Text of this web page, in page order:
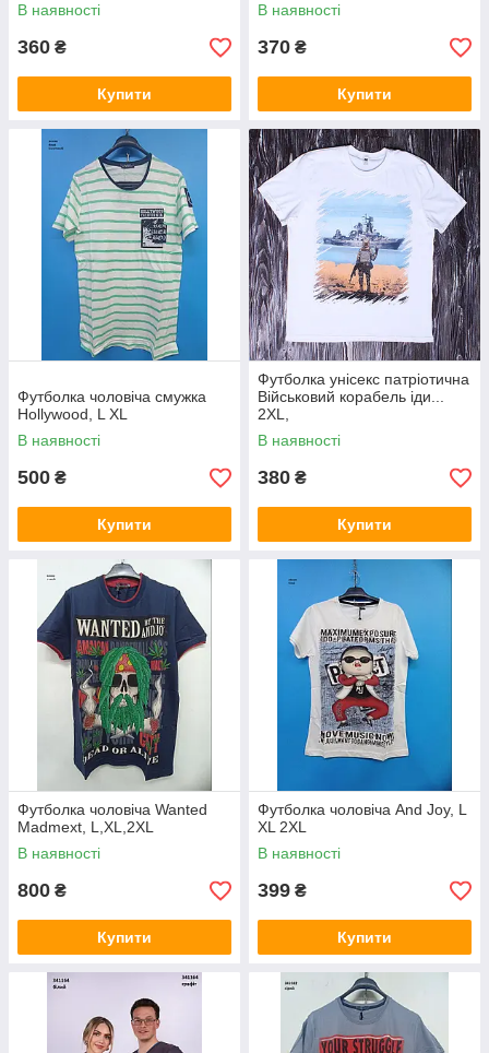
В наявності
360 ₴
Купити
В наявності
370 ₴
Купити
Футболка чоловіча смужка
Hollywood, L XL
В наявності
500 ₴
Купити
Футболка унісекс патріотична
Військовий корабель іди...
2XL,
В наявності
380 ₴
Купити
Футболка чоловіча Wanted
Madmext, L,XL,2XL
В наявності
800 ₴
Купити
Футболка чоловіча And Joy, L
XL 2XL
В наявності
399 ₴
Купити